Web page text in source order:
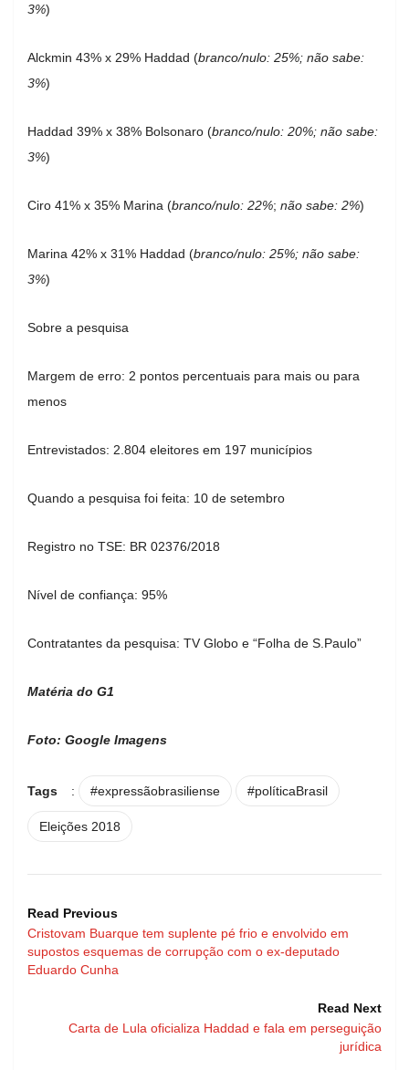
3%)
Alckmin 43% x 29% Haddad (branco/nulo: 25%; não sabe:
3%)
Haddad 39% x 38% Bolsonaro (branco/nulo: 20%; não sabe:
3%)
Ciro 41% x 35% Marina (branco/nulo: 22%; não sabe: 2%)
Marina 42% x 31% Haddad (branco/nulo: 25%; não sabe:
3%)
Sobre a pesquisa
Margem de erro: 2 pontos percentuais para mais ou para
menos
Entrevistados: 2.804 eleitores em 197 municípios
Quando a pesquisa foi feita: 10 de setembro
Registro no TSE: BR 02376/2018
Nível de confiança: 95%
Contratantes da pesquisa: TV Globo e “Folha de S.Paulo”
Matéria do G1
Foto: Google Imagens
Tags : #expressãobrasiliense #políticaBrasil
Eleições 2018
Read Previous
Cristovam Buarque tem suplente pé frio e envolvido em
supostos esquemas de corrupção com o ex-deputado
Eduardo Cunha
Read Next
Carta de Lula oficializa Haddad e fala em perseguição
jurídica